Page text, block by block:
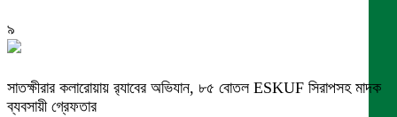
৯
সাতক্ষীরার কলারোয়ায় র‍্যাবের অভিযান, ৮৫ বোতল ESKUF সিরাপসহ মাদক
ব্যবসায়ী গ্রেফতার